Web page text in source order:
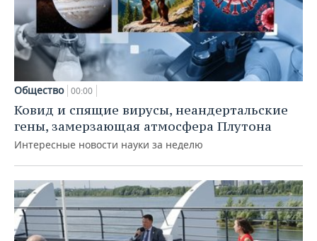
Общество 00:00
Ковид и спящие вирусы, неандертальские
гены, замерзающая атмосфера Плутона
Интересные новости науки за неделю